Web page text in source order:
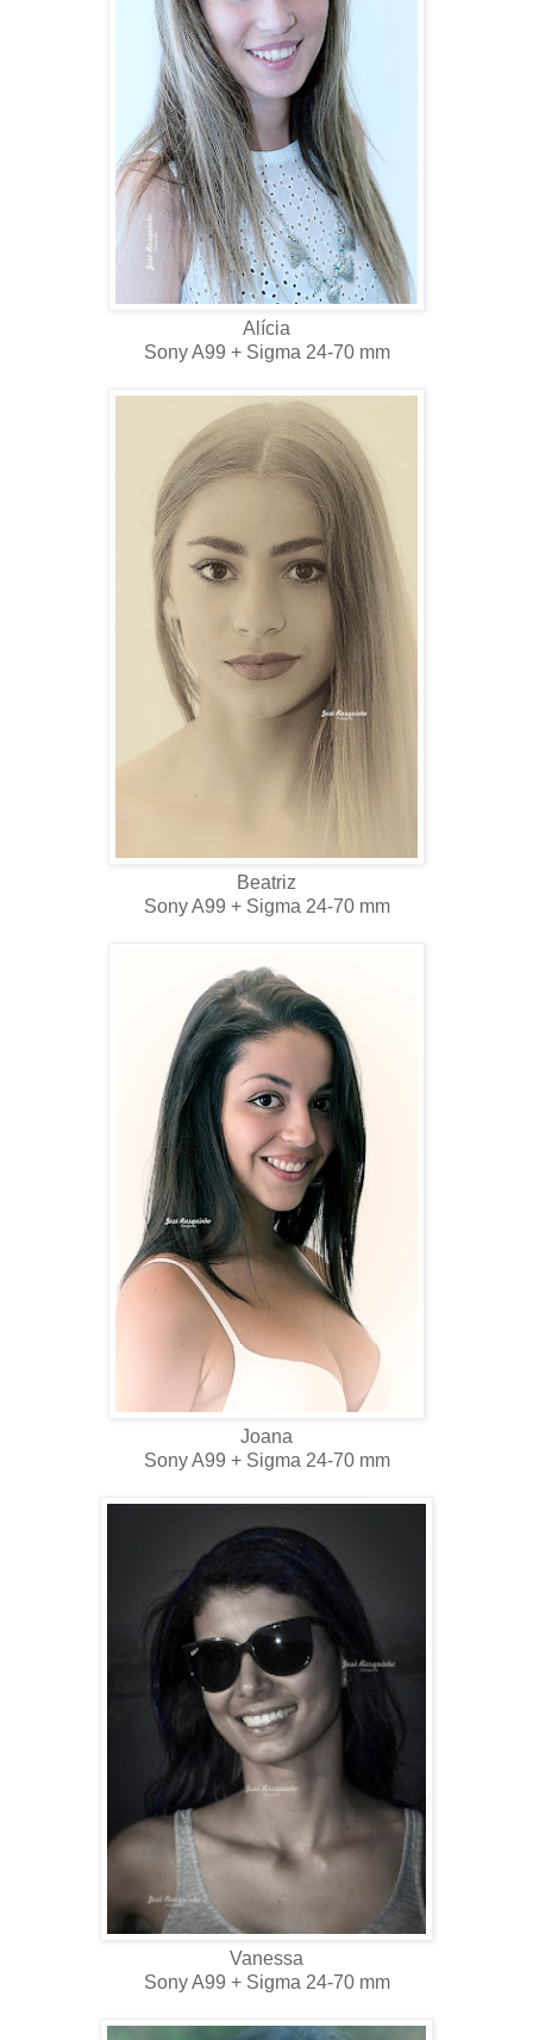
Alícia
Sony A99 + Sigma 24-70 mm
Beatriz
Sony A99 + Sigma 24-70 mm
Joana
Sony A99 + Sigma 24-70 mm
Vanessa
Sony A99 + Sigma 24-70 mm